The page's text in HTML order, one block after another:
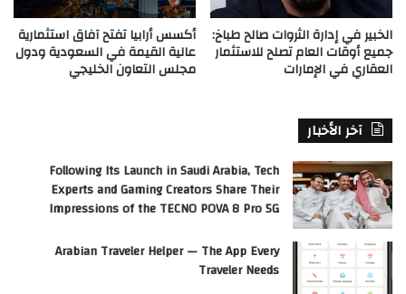
الخبير في إدارة الثروات صالح طباخ:
جميع أوقات العام تصلح للاستثمار
العقاري في الإمارات
أكسس أرابيا تفتح آفاق استثمارية
عالية القيمة في السعودية ودول
مجلس التعاون الخليجي
آخر الأخبار
Following Its Launch in Saudi Arabia, Tech
Experts and Gaming Creators Share Their
Impressions of the TECNO POVA 8 Pro 5G
Arabian Traveler Helper — The App Every
Traveler Needs